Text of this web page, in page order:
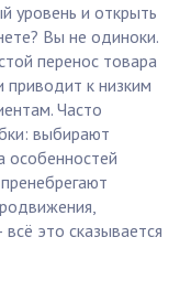
уровень и открыть
Вы не одиноки.
перенос товара
приводит к низким
Часто
выбирают
особенностей
это сказывается